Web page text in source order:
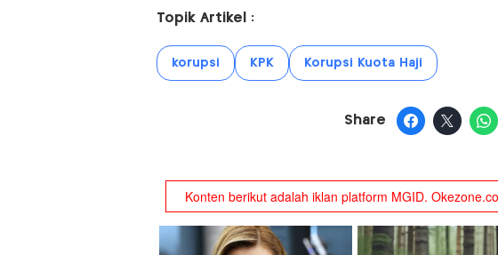
Topik Artikel :
korupsi KPK Korupsi Kuota Haji
Share